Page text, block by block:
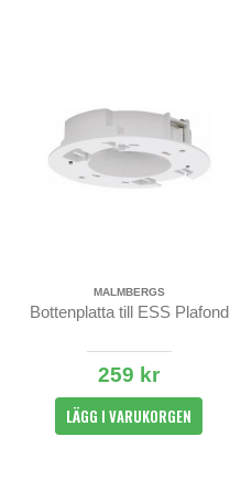
MALMBERGS
Bottenplatta till ESS Plafond
259 kr
LÄGG I VARUKORGEN